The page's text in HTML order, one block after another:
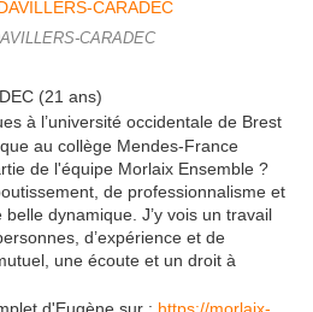
CARADEC
(21 ans)
à l’université occidentale de Brest
au collège Mendes-France
de l'équipe Morlaix Ensemble ?
de professionnalisme et
dynamique. J’y vois un travail
d’expérience et de
une écoute et un droit à